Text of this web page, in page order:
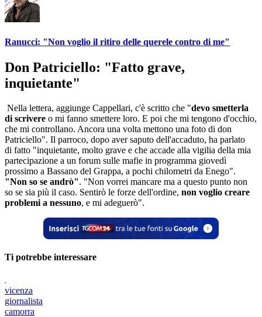
Ranucci: "Non voglio il ritiro delle querele contro di me"
Don Patriciello: "Fatto grave,
inquietante"
Nella lettera, aggiunge Cappellari, c'è scritto che "devo smetterla
di scrivere o mi fanno smettere loro. E poi che mi tengono d'occhio,
che mi controllano. Ancora una volta mettono una foto di don
Patriciello". Il parroco, dopo aver saputo dell'accaduto, ha parlato
di fatto "inquietante, molto grave e che accade alla vigilia della mia
partecipazione a un forum sulle mafie in programma giovedì
prossimo a Bassano del Grappa, a pochi chilometri da Enego".
"Non so se andrò". "Non vorrei mancare ma a questo punto non
so se sia più il caso. Sentirò le forze dell'ordine, non voglio creare
problemi a nessuno, e mi adeguerò".
Ti potrebbe interessare
vicenza
giornalista
camorra